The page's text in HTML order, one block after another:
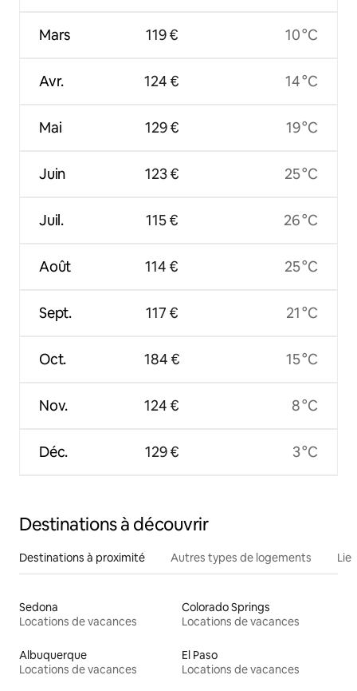
Mars
Avr.
Mai
Juin
Juil.
Août
Sept.
Oct.
Nov.
Déc.
119 €
124 €
129 €
123 €
115 €
114 €
117 €
184 €
124 €
129 €
10 °C
14 °C
19 °C
25 °C
26 °C
25 °C
21 °C
15 °C
8 °C
3 °C
Destinations à découvrir
Destinations à proximité Autres types de logements
Sedona
Locations de vacances
Colorado Springs
Locations de vacances
Albuquerque
Locations de vacances
El Paso
Locations de vacances